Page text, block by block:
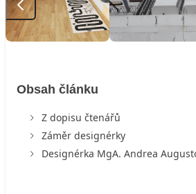
Obsah článku
Z dopisu čtenářů
Záměr designérky
Designérka MgA. Andrea